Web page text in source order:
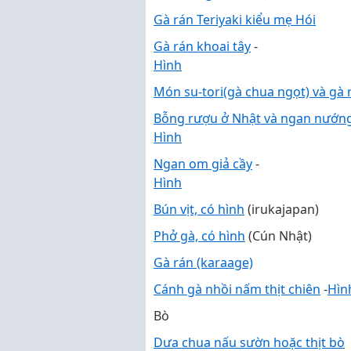
Gà rán Teriyaki kiểu mẹ Hói
Gà rán khoai tây-
Hình
Món su-tori(gà chua ngọt) và gà
Bỗng rượu ở Nhật và ngan
Hình
Ngan om giả cầy-
Hình
Bún vịt, có hình (irukajapan)
Phở gà, có hình (Cún Nhật)
Gà rán (karaage)
Cánh gà nhồi nấm thịt chiên -
Bò
Dưa chua nấu sườn hoặc thịt bò